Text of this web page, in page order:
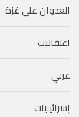
العدوان على غزة
اعتقالات
عربي
إسرائيليات